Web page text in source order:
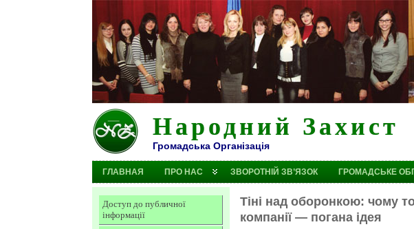
Народний Захист
Громадська Організація
ГЛАВНАЯ ПРО НАС ЗВОРОТНІЙ ЗВ’ЯЗОК ГРОМАДСЬКЕ
Доступ до публичної
інформації
Тіні над оборонкою: чому
компанії — погана ідея